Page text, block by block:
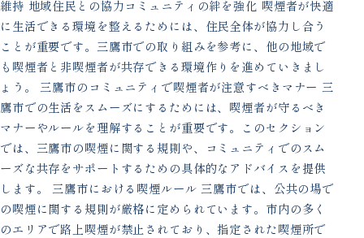
維持 地域住民との協力コミュニティの絆を強化 喫煙者が快適
に生活できる環境を整えるためには、住民全体が協力し合う
ことが重要です。三鷹市での取り組みを参考に、他の地域で
も喫煙者と非喫煙者が共存できる環境作りを進めていきまし
ょう。 三鷹市のコミュニティで喫煙者が注意すべきマナー 三
鷹市での生活をスムーズにするためには、喫煙者が守るべき
マナーやルールを理解することが重要です。このセクション
では、三鷹市の喫煙に関する規則や、コミュニティでのスム
ーズな共存をサポートするための具体的なアドバイスを提供
します。 三鷹市における喫煙ルール 三鷹市では、公共の場で
の喫煙に関する規則が厳格に定められています。市内の多く
のエリアで路上喫煙が禁止されており、指定された喫煙所で